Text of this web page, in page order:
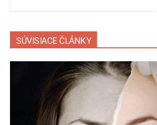
SÚVISIACE ČLÁNKY